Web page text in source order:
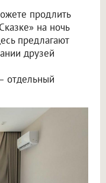
продлить
на ночь
предлагают
друзей
отдельный